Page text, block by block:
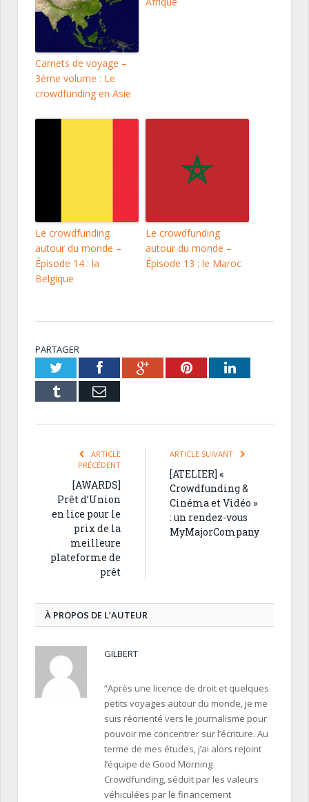
Carnets de voyage –
3ème volume : Le
crowdfunding en Asie
Le crowdfunding
autour du monde –
Épisode 14 : la
Belgique
Le crowdfunding
autour du monde –
Épisode 13 : le Maroc
PARTAGER
TwitterFacebookGoogle+PinterestLinkedIn
Tumblr Email
ARTICLE
PRÉCÉDENT
[AWARDS]
Prêt d’Union
en lice pour le
prix de la
meilleure
plateforme de
prêt
ARTICLE SUIVANT
[ATELIER] «
Crowdfunding &
Cinéma et Vidéo »
: un rendez-vous
MyMajorCompany
À PROPOS DE L’AUTEUR
GILBERT
“Après une licence de droit et quelques
petits voyages autour du monde, je me
suis réorienté vers le journalisme pour
pouvoir me concentrer sur l’écriture. Au
terme de mes études, j’ai alors rejoint
l’équipe de Good Morning
Crowdfunding, séduit par les valeurs
véhiculées par le financement